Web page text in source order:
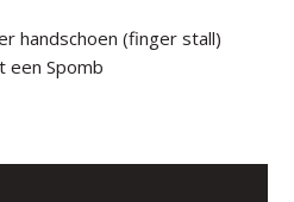
handschoen (finger stall)
een Spomb